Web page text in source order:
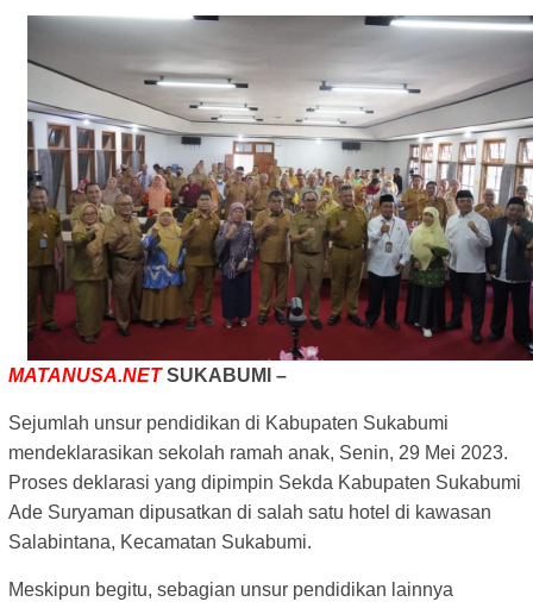
MATANUSA.NETSUKABUMI –
Sejumlah unsur pendidikan di Kabupaten Sukabumi
mendeklarasikan sekolah ramah anak, Senin, 29 Mei 2023.
Proses deklarasi yang dipimpin Sekda Kabupaten Sukabumi
Ade Suryaman dipusatkan di salah satu hotel di kawasan
Salabintana, Kecamatan Sukabumi.
Meskipun begitu, sebagian unsur pendidikan lainnya